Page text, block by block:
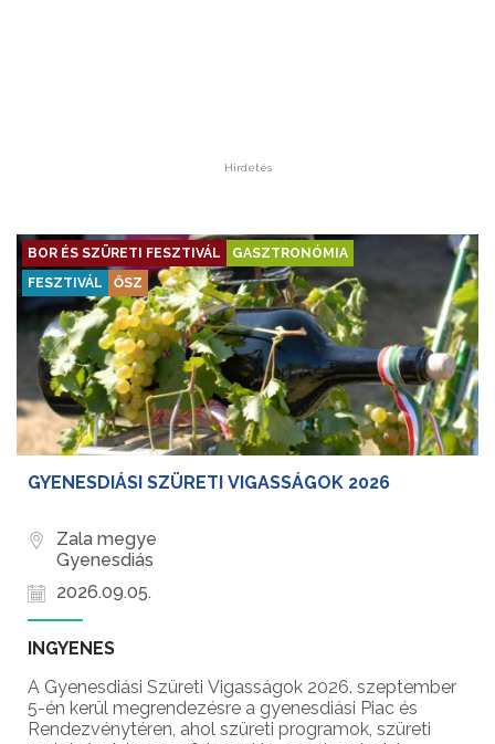
Hirdetés
BOR ÉS SZÜRETI FESZTIVÁL
GASZTRONÓMIA
FESZTIVÁL
ŐSZ
GYENESDIÁSI SZÜRETI VIGASSÁGOK 2026
Zala megye
Gyenesdiás
2026.09.05.
INGYENES
A Gyenesdiási Szüreti Vigasságok 2026. szeptember
5-én kerül megrendezésre a gyenesdiási Piac és
Rendezvénytéren, ahol szüreti programok, szüreti